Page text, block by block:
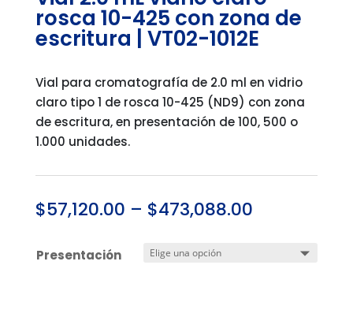
rosca 10-425 con zona de
escritura | VT02-1012E
Vial para cromatografía de 2.0 ml en vidrio
claro tipo 1 de rosca 10-425 (ND9) con zona
de escritura, en presentación de 100, 500 o
1.000 unidades.
$57,120.00 – $473,088.00
Presentación